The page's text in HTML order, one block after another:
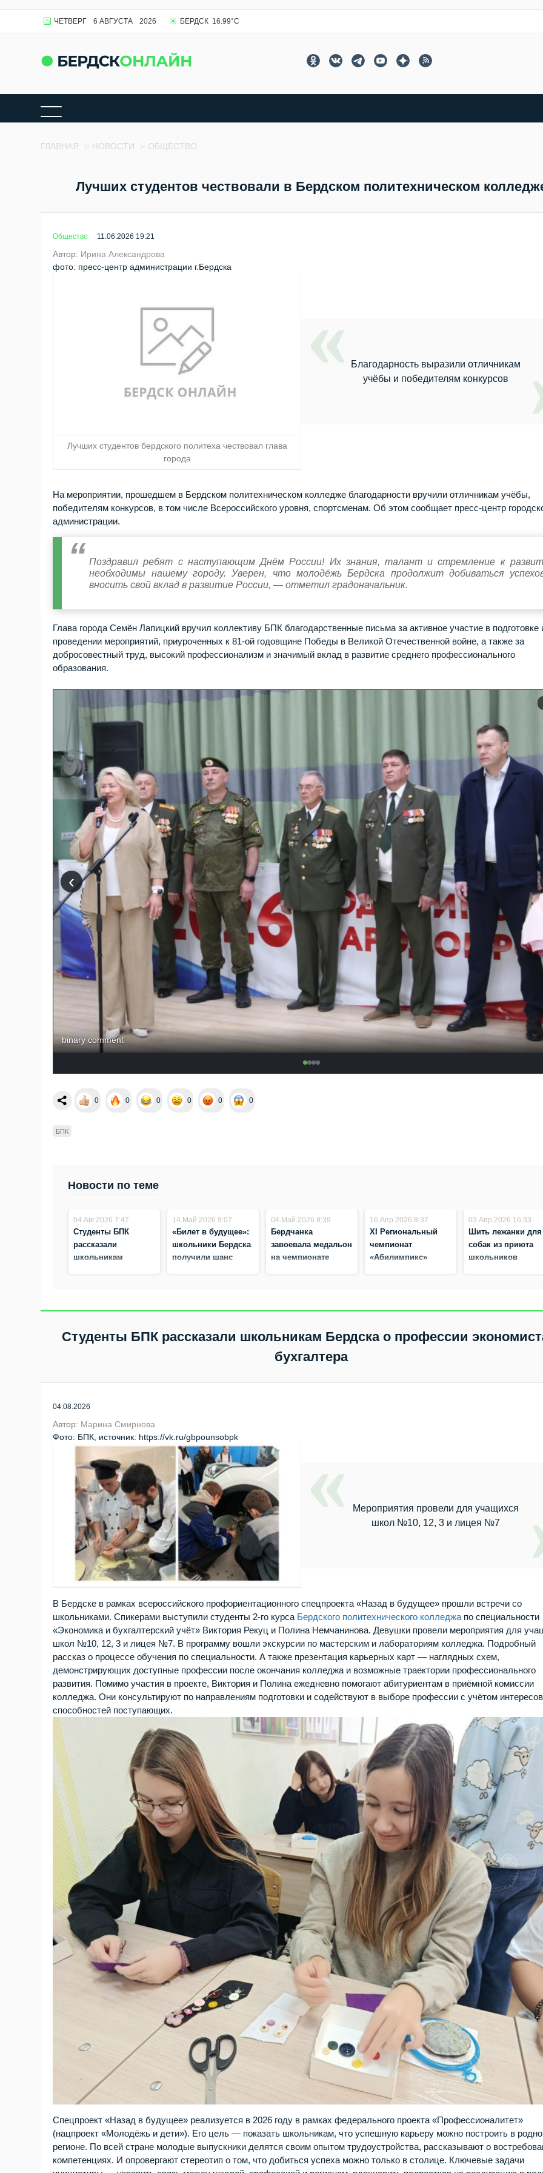
ЧЕТВЕРГ 6 АВГУСТА 2026 БЕРДСК 16.99°C
ГЛАВНАЯ > НОВОСТИ > ОБЩЕСТВО
Лучших студентов чествовали в Бердском политехническом
Общество 11.06.2026 19:21
Автор: Ирина Александрова
фото: пресс-центр администрации г.Бердска
Лучших студентов бердского политеха чествовал глава
города
Благодарность выразили отличникам
учёбы и победителям конкурсов
На мероприятии, прошедшем в Бердском политехническом колледже благодарности вручили отличникам учёбы,
победителям конкурсов, в том числе Всероссийского уровня, спортсменам. Об этом сообщает пресс-центр
администрации.
Поздравил ребят с наступающим Днём России! Их знания, талант и стремление к
необходимы нашему городу. Уверен, что молодёжь Бердска продолжит добиваться
вносить свой вклад в развитие России, — отметил градоначальник.
Глава города Семён Лапицкий вручил коллективу БПК благодарственные письма за активное участие в подготовке
проведении мероприятий, приуроченных к 81-ой годовщине Победы в Великой Отечественной войне, а также за
добросовестный труд, высокий профессионализм и значимый вклад в развитие среднего профессионального
образования.
binary comment
‹
0 0 0 0 0 0
БПК
Новости по теме
04.Авг.2026 7:47
Студенты БПК
рассказали
школьникам
бухгалтера
14.Май.2026 9:07
«Билет в будущее»:
школьники Бердска
получили шанс
04.Май.2026 8:39
Бердчанка
завоевала медальон
на чемпионате
16.Апр.2026 8:37
XI Региональный
чемпионат
«Абилимпикс»
колледже
03.Апр.2026 16:33
Шить лежанки для
собак из приюта
школьников
Студенты БПК рассказали школьникам Бердска о профессии
бухгалтера
04.08.2026
Автор: Марина Смирнова
Фото: БПК, источник: https://vk.ru/gbpounsobpk
Мероприятия провели для учащихся
школ №10, 12, 3 и лицея №7
В Бердске в рамках всероссийского профориентационного спецпроекта «Назад в будущее» прошли встречи со
школьниками. Спикерами выступили студенты 2‑го курса Бердского политехнического колледжа по специальности
«Экономика и бухгалтерский учёт» Виктория Рекуц и Полина Немчанинова. Девушки провели мероприятия для
школ №10, 12, 3 и лицея №7. В программу вошли экскурсии по мастерским и лабораториям колледжа. Подробный
рассказ о процессе обучения по специальности. А также презентация карьерных карт — наглядных схем,
демонстрирующих доступные профессии после окончания колледжа и возможные траектории профессионального
развития. Помимо участия в проекте, Виктория и Полина ежедневно помогают абитуриентам в приёмной комиссии
колледжа. Они консультируют по направлениям подготовки и содействуют в выборе профессии с учётом
способностей поступающих.
Спецпроект «Назад в будущее» реализуется в 2026 году в рамках федерального проекта «Профессионалитет»
(нацпроект «Молодёжь и дети»). Его цель — показать школьникам, что успешную карьеру можно построить в
регионе. По всей стране молодые выпускники делятся своим опытом трудоустройства, рассказывают о
компетенциях. И опровергают стереотип о том, что добиться успеха можно только в столице. Ключевые задачи